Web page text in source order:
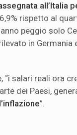
all’Italia
rispetto al
peggio solo
in Germania
“i salari reali ora
dei Paesi,
”.